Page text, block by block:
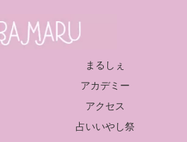
まるしぇ
アカデミー
アクセス
占いいやし祭